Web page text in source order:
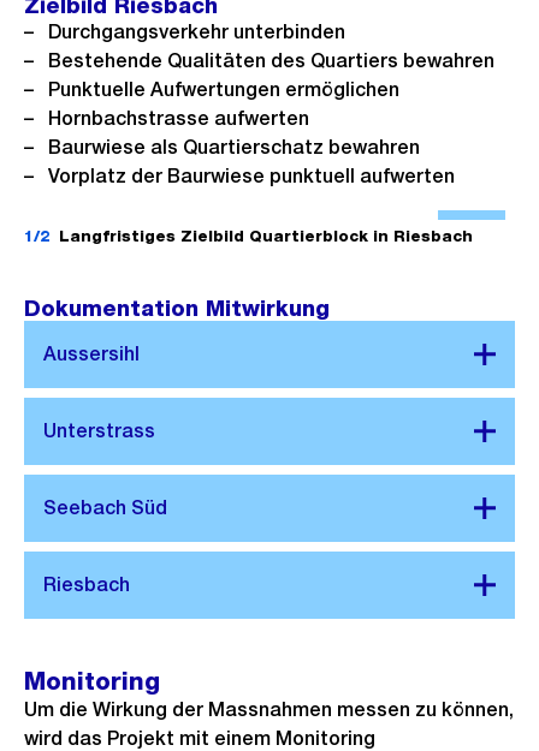
t
B
n
o
s
s
a
n
s
i
c
h
t
Zielbild Riesbach
Durchgangsverkehr unterbinden
Bestehende Qualitäten des Quartiers bewahren
Punktuelle Aufwertungen ermöglichen
Hornbachstrasse aufwerten
Baurwiese als Quartierschatz bewahren
Vorplatz der Baurwiese punktuell aufwerten
B
i
l
d
i
n
G
r
o
a
1/2 Langfristiges Zielbild Quartierblock in Riesbach
Dokumentation Mitwirkung
Monitoring
Um die Wirkung der Massnahmen messen zu können,
wird das Projekt mit einem Monitoring